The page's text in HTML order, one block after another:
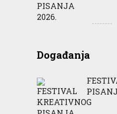
Događanja